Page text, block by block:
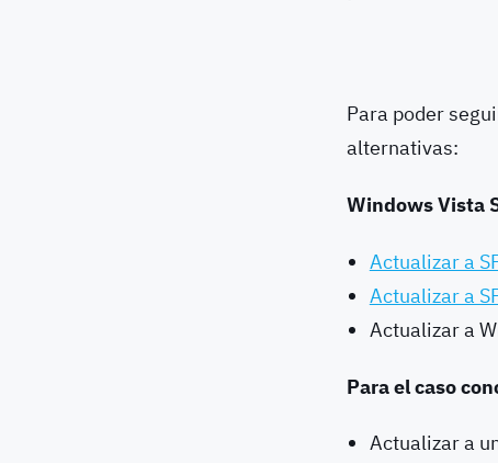
Para poder
alternativas:
Windows Vista
Actualizar a
Actualizar a
Actualizar a
Para el caso
Actualizar a